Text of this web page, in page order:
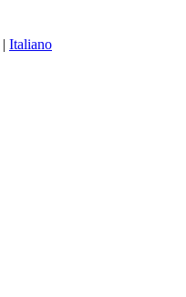
| Italiano